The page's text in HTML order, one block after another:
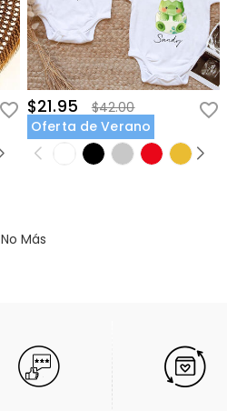
$21.95
$42.00
Oferta de Verano
No Más